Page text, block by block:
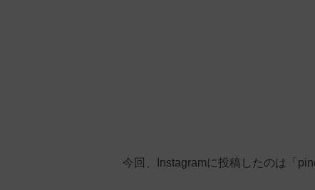
今回、Instagramに投稿したのは「